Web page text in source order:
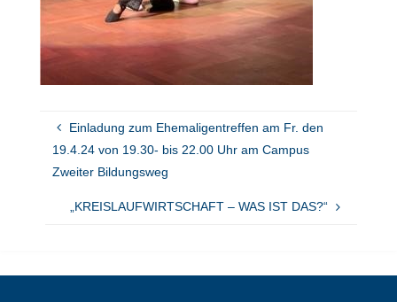
Einladung zum Ehemaligentreffen am Fr. den
19.4.24 von 19.30- bis 22.00 Uhr am Campus
Zweiter Bildungsweg
„KREISLAUFWIRTSCHAFT – WAS IST DAS?“